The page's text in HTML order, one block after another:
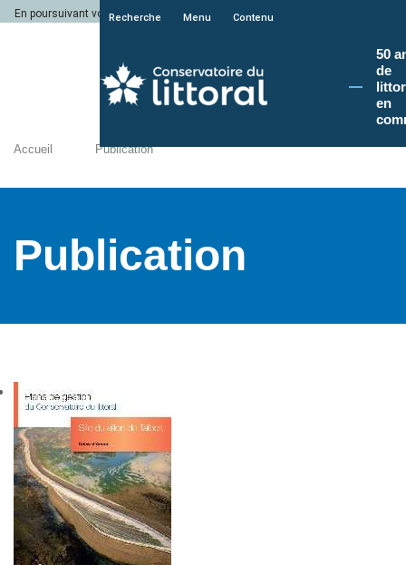
En poursuivant votre navigation sur le site du Conservatoire du littoral, vous
Recherche Menu Contenu
50
de
en
Accueil Publication
Publication